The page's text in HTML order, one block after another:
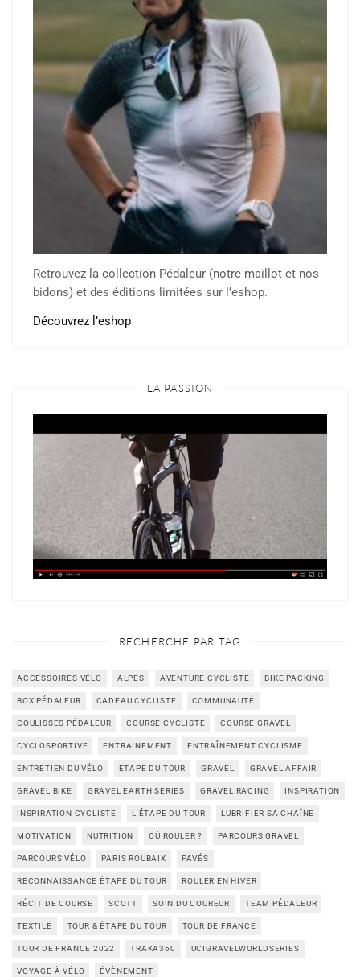
Retrouvez la collection Pédaleur (notre maillot et nos
bidons) et des éditions limitées sur l’eshop.
Découvrez l’eshop
LA PASSION
RECHERCHE PAR TAG
ACCESSOIRES VÉLO ALPES AVENTURE CYCLISTE BIKE PACKING
BOX PÉDALEUR CADEAU CYCLISTE COMMUNAUTÉ
COULISSES PÉDALEUR COURSE CYCLISTE COURSE GRAVEL
CYCLOSPORTIVE ENTRAINEMENT ENTRAÎNEMENT CYCLISME
ENTRETIEN DU VÉLO ETAPE DU TOUR GRAVEL GRAVEL AFFAIR
GRAVEL BIKE GRAVEL EARTH SERIES GRAVEL RACING INSPIRATION
INSPIRATION CYCLISTE L'ÉTAPE DU TOUR LUBRIFIER SA CHAÎNE
MOTIVATION NUTRITION OÙ ROULER ? PARCOURS GRAVEL
PARCOURS VÉLO PARIS ROUBAIX PAVÉS
RECONNAISSANCE ÉTAPE DU TOUR ROULER EN HIVER
RÉCIT DE COURSE SCOTT SOIN DU COUREUR TEAM PÉDALEUR
TEXTILE TOUR & ÉTAPE DU TOUR TOUR DE FRANCE
TOUR DE FRANCE 2022 TRAKA360 UCIGRAVELWORLDSERIES
VOYAGE À VÉLO ÉVÈNEMENT